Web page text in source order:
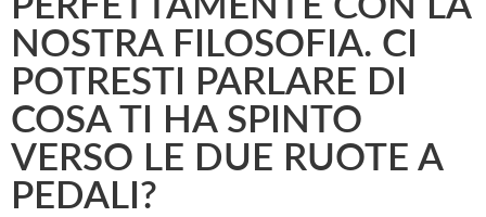
NOSTRA FILOSOFIA. CI
POTRESTI PARLARE DI
COSA TI HA SPINTO
VERSO LE DUE RUOTE A
PEDALI?